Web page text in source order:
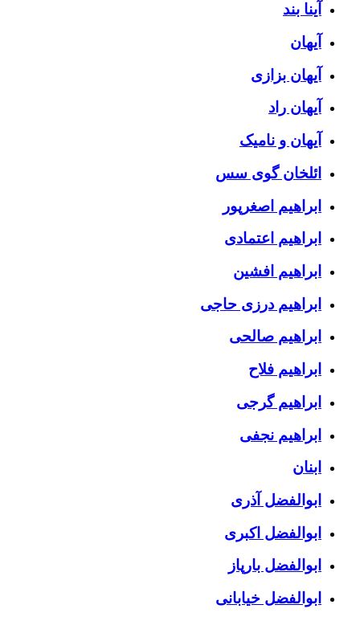
آینا بند
آیهان
آیهان بزازی
آیهان راد
آیهان و نامیک
ائلخان گوی سس
ابراهیم اصغرپور
ابراهیم اعتمادی
ابراهیم افشین
ابراهیم درزی حاجی
ابراهیم صالحی
ابراهیم فلاح
ابراهیم گرجی
ابراهیم نجفی
ابنان
ابوالفضل آذری
ابوالفضل اکبری
ابوالفضل بارپاز
ابوالفضل خیابانی